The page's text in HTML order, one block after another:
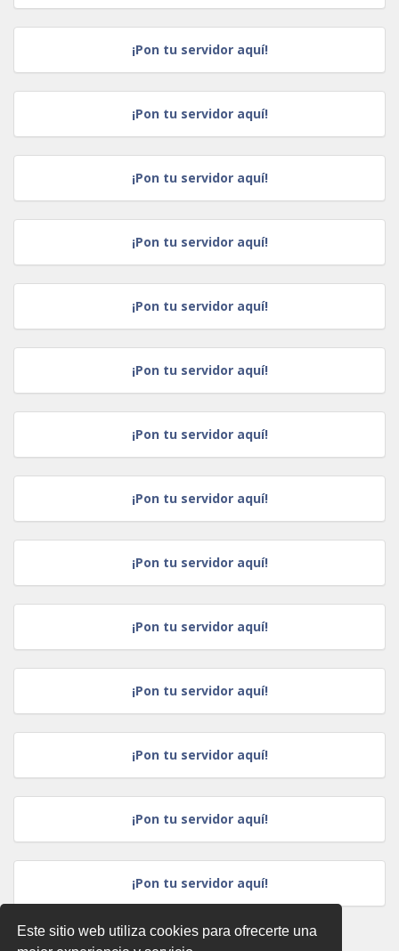
Este sitio web utiliza cookies para ofrecerte una
¡Pon tu servidor aquí!
¡Pon tu servidor aquí!
¡Pon tu servidor aquí!
¡Pon tu servidor aquí!
¡Pon tu servidor aquí!
¡Pon tu servidor aquí!
¡Pon tu servidor aquí!
¡Pon tu servidor aquí!
¡Pon tu servidor aquí!
¡Pon tu servidor aquí!
¡Pon tu servidor aquí!
¡Pon tu servidor aquí!
¡Pon tu servidor aquí!
¡Pon tu servidor aquí!